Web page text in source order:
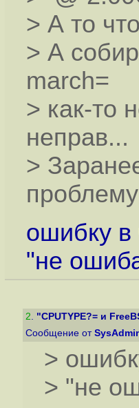
> А то
> А
march=
> как-то
неправ...
>
ошибку в
"не
2. "CPUTYPE?= и
Сообщение от
>
> "не